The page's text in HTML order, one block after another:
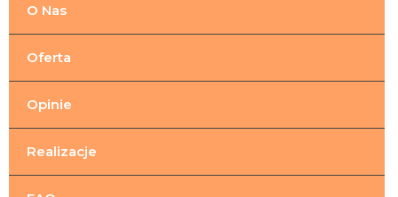
O Nas
Oferta
Opinie
Realizacje